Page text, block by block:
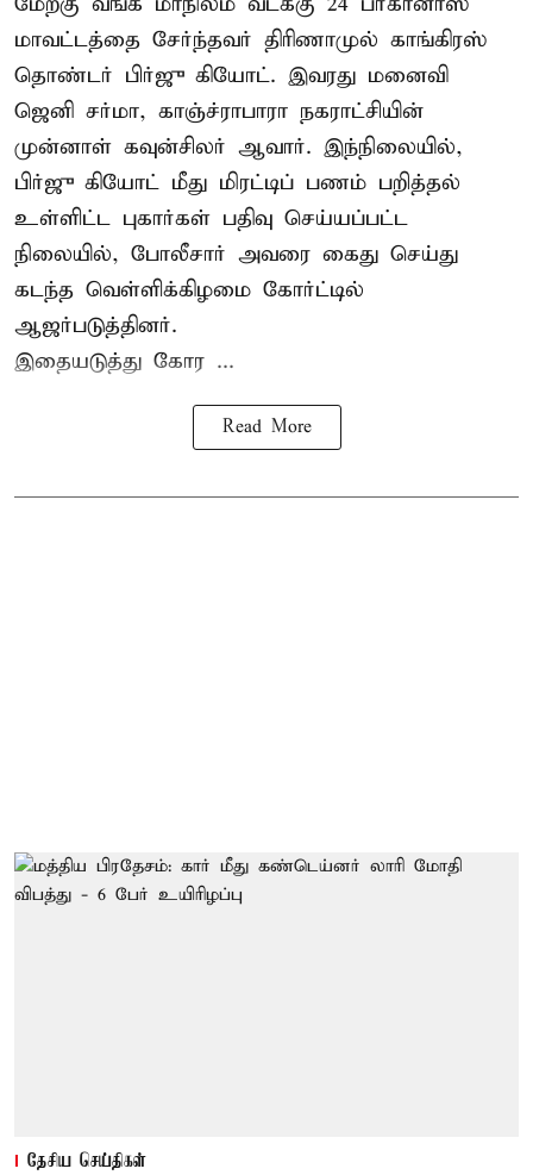
மாவட்டத்தை சேர்ந்தவர் திரிணாமுல் காங்கிரஸ்
தொண்டர் பிர்ஜு கியோட். இவரது மனைவி
ஜெனி சர்மா, காஞ்ச்ராபாரா நகராட்சியின்
முன்னாள் கவுன்சிலர் ஆவார். இந்நிலையில்,
பிர்ஜு கியோட் மீது மிரட்டிப் பணம் பறித்தல்
உள்ளிட்ட புகார்கள் பதிவு செய்யப்பட்ட
நிலையில், போலீசார் அவரை கைது செய்து
கடந்த வெள்ளிக்கிழமை கோர்ட்டில்
ஆஜர்படுத்தினர்.
இதையடுத்து கோர ...
Read More
தேசிய செய்திகள்